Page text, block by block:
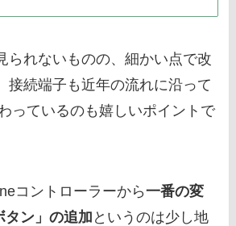
られないものの、細かい点で改
接続端子も近年の流れに沿って
っているのも嬉しいポイントで
コントローラーから一番の変
タン」の追加 というのは少し地